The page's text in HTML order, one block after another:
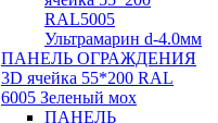
RAL5005
Ультрамарин d-4.0мм
ПАНЕЛЬ ОГРАЖДЕНИЯ
3D ячейка 55*200 RAL
6005 Зеленый мох
ПАНЕЛЬ